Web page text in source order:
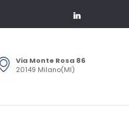
Via Monte Rosa 86
20149 Milano(MI)